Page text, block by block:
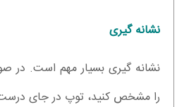
نشانه گیری
نشانه گیری بسیار مهم است. در
را مشخص کنید، توپ در جای